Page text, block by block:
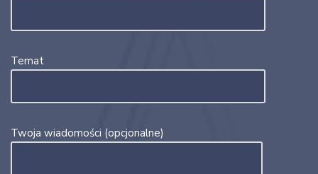
Temat
Twoja wiadomości (opcjonalne)